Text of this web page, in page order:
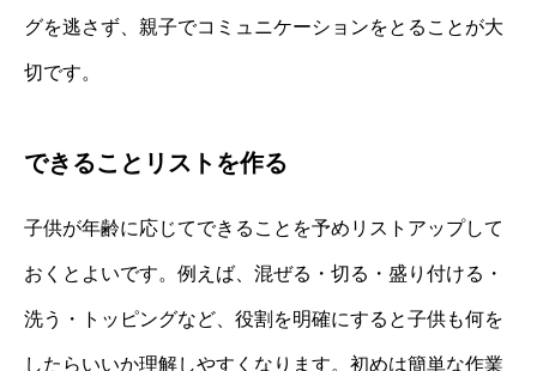
グを逃さず、親子でコミュニケーションをとることが大
切です。
できることリストを作る
子供が年齢に応じてできることを予めリストアップして
おくとよいです。例えば、混ぜる・切る・盛り付ける・
洗う・トッピングなど、役割を明確にすると子供も何を
したらいいか理解しやすくなります。初めは簡単な作業